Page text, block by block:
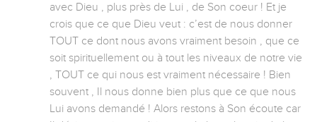
avec Dieu , plus près de Lui , de Son coeur ! Et je
crois que ce que Dieu veut : c’est de nous donner
TOUT ce dont nous avons vraiment besoin , que ce
soit spirituellement ou à tout les niveaux de notre vie
, TOUT ce qui nous est vraiment nécessaire ! Bien
souvent , Il nous donne bien plus que ce que nous
Lui avons demandé ! Alors restons à Son écoute car